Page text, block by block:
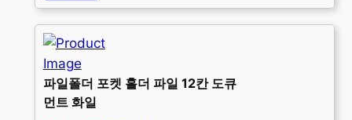
파일폴더 포켓 홀더 파일 12칸 도큐
먼트 화일